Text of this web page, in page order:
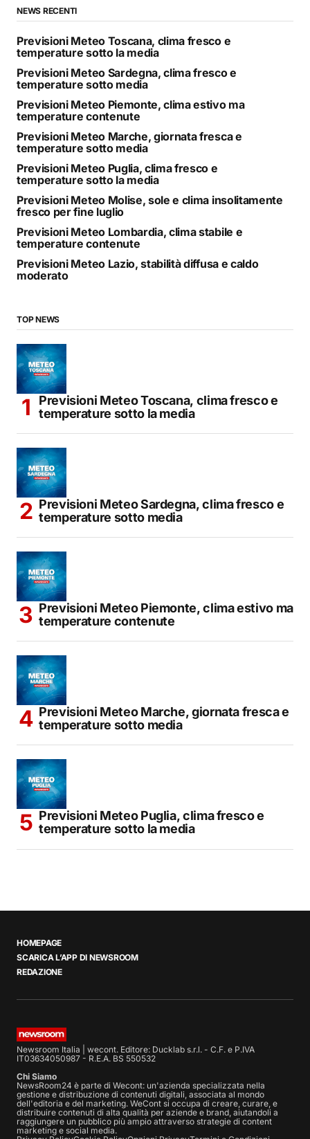
NEWS RECENTI
Previsioni Meteo Toscana, clima fresco e
temperature sotto la media
Previsioni Meteo Sardegna, clima fresco e
temperature sotto media
Previsioni Meteo Piemonte, clima estivo ma
temperature contenute
Previsioni Meteo Marche, giornata fresca e
temperature sotto media
Previsioni Meteo Puglia, clima fresco e
temperature sotto la media
Previsioni Meteo Molise, sole e clima insolitamente
fresco per fine luglio
Previsioni Meteo Lombardia, clima stabile e
temperature contenute
Previsioni Meteo Lazio, stabilità diffusa e caldo
moderato
TOP NEWS
Previsioni Meteo Toscana, clima fresco e
temperature sotto la media
Previsioni Meteo Sardegna, clima fresco e
temperature sotto media
Previsioni Meteo Piemonte, clima estivo ma
temperature contenute
Previsioni Meteo Marche, giornata fresca e
temperature sotto media
Previsioni Meteo Puglia, clima fresco e
temperature sotto la media
HOMEPAGE
SCARICA L’APP DI NEWSROOM
REDAZIONE
Newsroom Italia | wecont. Editore: Ducklab s.r.l. - C.F. e P.IVA
IT03634050987 - R.E.A. BS 550532
Chi Siamo
NewsRoom24 è parte di Wecont: un'azienda specializzata nella
gestione e distribuzione di contenuti digitali, associata al mondo
dell'editoria e del marketing. WeCont si occupa di creare, curare, e
distribuire contenuti di alta qualità per aziende e brand, aiutandoli a
raggiungere un pubblico più ampio attraverso strategie di content
marketing e social media.